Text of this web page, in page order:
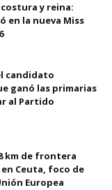
y reina:
en la nueva Miss
candidato
ganó las primarias
al Partido
km de frontera
Ceuta, foco de
Europea